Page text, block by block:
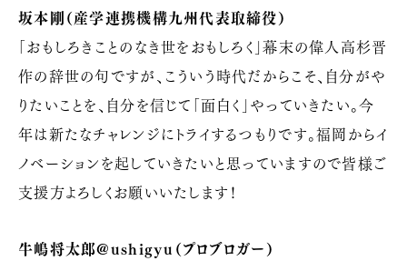
坂本剛（産学連携機構九州代表取締役）
「おもしろきことのなき世をおもしろく」幕末の偉人高杉晋
作の辞世の句ですが、こういう時代だからこそ、自分がや
りたいことを、自分を信じて「面白く」やっていきたい。今
年は新たなチャレンジにトライするつもりです。福岡からイ
ノベーションを起していきたいと思っていますので皆様ご
支援方よろしくお願いいたします！
牛嶋将太郎@ushigyu（プロブロガー）